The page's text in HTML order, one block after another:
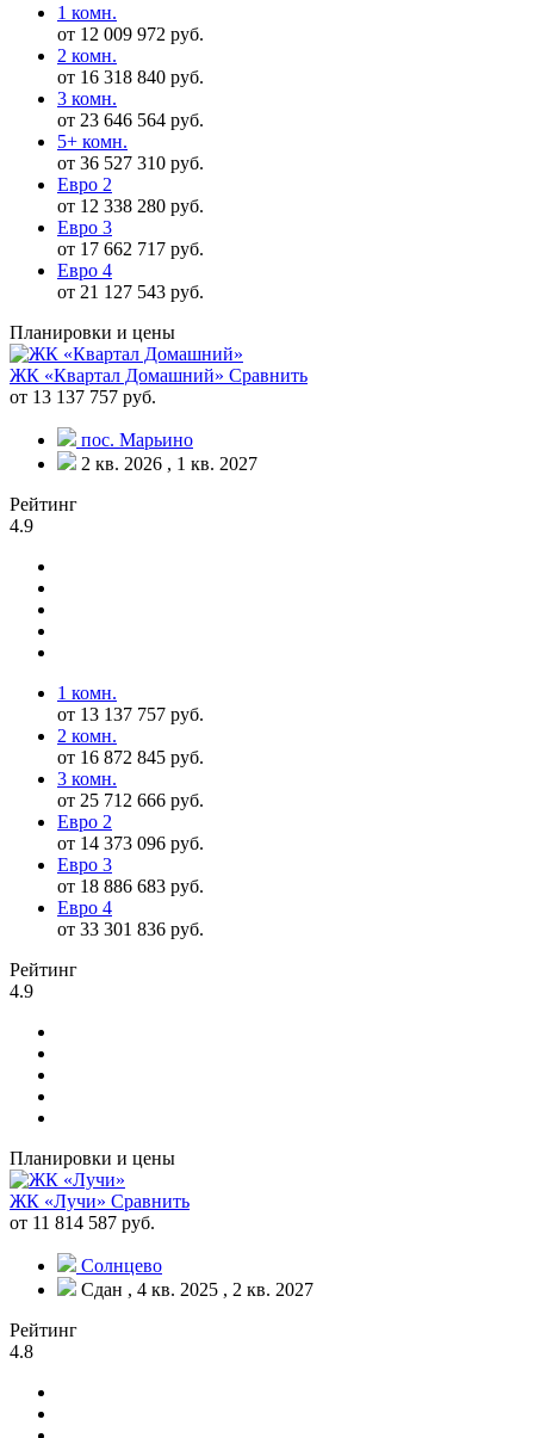
1 комн.
от 12 009 972 руб.
2 комн.
от 16 318 840 руб.
3 комн.
от 23 646 564 руб.
5+ комн.
от 36 527 310 руб.
Евро 2
от 12 338 280 руб.
Евро 3
от 17 662 717 руб.
Евро 4
от 21 127 543 руб.
Планировки и цены
ЖК «Квартал Домашний» Сравнить
от 13 137 757 руб.
пос. Марьино
2 кв. 2026 , 1 кв. 2027
Рейтинг
4.9
1 комн.
от 13 137 757 руб.
2 комн.
от 16 872 845 руб.
3 комн.
от 25 712 666 руб.
Евро 2
от 14 373 096 руб.
Евро 3
от 18 886 683 руб.
Евро 4
от 33 301 836 руб.
Рейтинг
4.9
Планировки и цены
ЖК «Лучи» Сравнить
от 11 814 587 руб.
Солнцево
Сдан , 4 кв. 2025 , 2 кв. 2027
Рейтинг
4.8